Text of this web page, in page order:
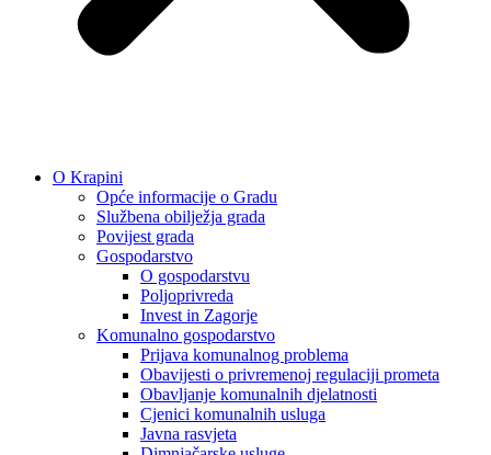
O Krapini
Opće informacije o Gradu
Službena obilježja grada
Povijest grada
Gospodarstvo
O gospodarstvu
Poljoprivreda
Invest in Zagorje
Komunalno gospodarstvo
Prijava komunalnog problema
Obavijesti o privremenoj regulaciji prometa
Obavljanje komunalnih djelatnosti
Cjenici komunalnih usluga
Javna rasvjeta